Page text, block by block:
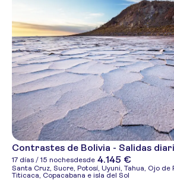
Contrastes de Bolivia - Salidas
17 días / 15 nochesdesde 4.145 €
Santa Cruz, Sucre, Potosí, Uyuni, Tahua, Ojo de
Titicaca, Copacabana e isla del Sol